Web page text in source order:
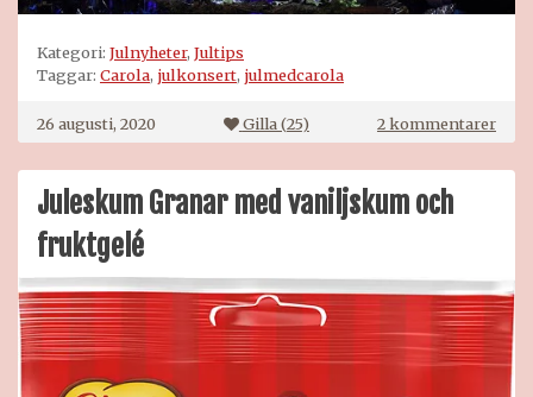
Kategori: Julnyheter, Jultips
Taggar: Carola, julkonsert, julmedcarola
26 augusti, 2020 Gilla (25) 2 kommentarertill
Jul
med
Juleskum Granar med vaniljskum och
fruktgelé